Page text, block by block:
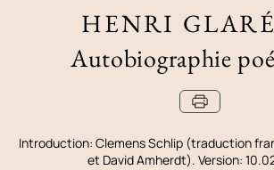
HENRI
Autobiographie
Introduction: Clemens Schlip (traduction
et David Amherdt). Version: